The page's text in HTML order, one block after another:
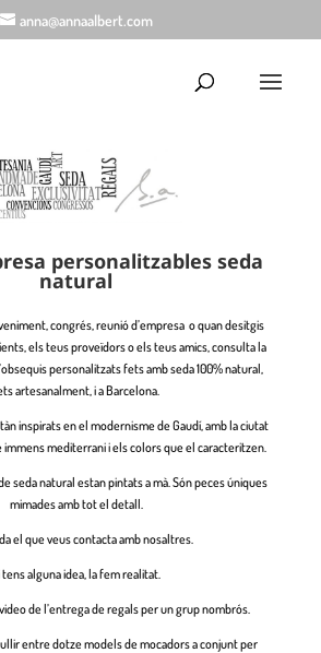
anna@annaalbert.com
personalitzables seda
natural
congrés, reunió d’empresa o quan desitgis
els teus proveïdors o els teus amics, consulta la
personalitzats fets amb seda 100% natural,
artesanalment, i a Barcelona.
inspirats en el modernisme de Gaudí, amb la ciutat
mediterrani i els colors que el caracteritzen.
seda natural estan pintats a mà. Són peces úniques
mimades amb tot el detall.
el que veus contacta amb nosaltres.
tens alguna idea, la fem realitat.
de l’entrega de regals per un grup nombrós.
entre dotze models de mocadors a conjunt per